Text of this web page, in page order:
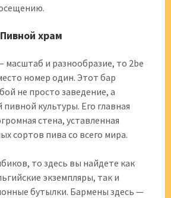
храм
масштаб и разнообразие, то 2be
номер один. Этот бар
не просто заведение, а
культуры. Его главная
стена, уставленная
сортов пива со всего мира.
то здесь вы найдете как
экземпляры, так и
бутылки. Бармены здесь —